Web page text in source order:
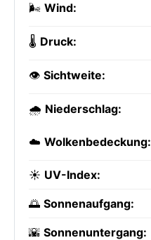
🌬️ Wind:
🌡️ Druck:
👁️ Sichtweite:
🌧️ Niederschlag:
☁️ Wolkenbedeckung:
☀️ UV-Index:
🌅 Sonnenaufgang:
🌇 Sonnenuntergang: